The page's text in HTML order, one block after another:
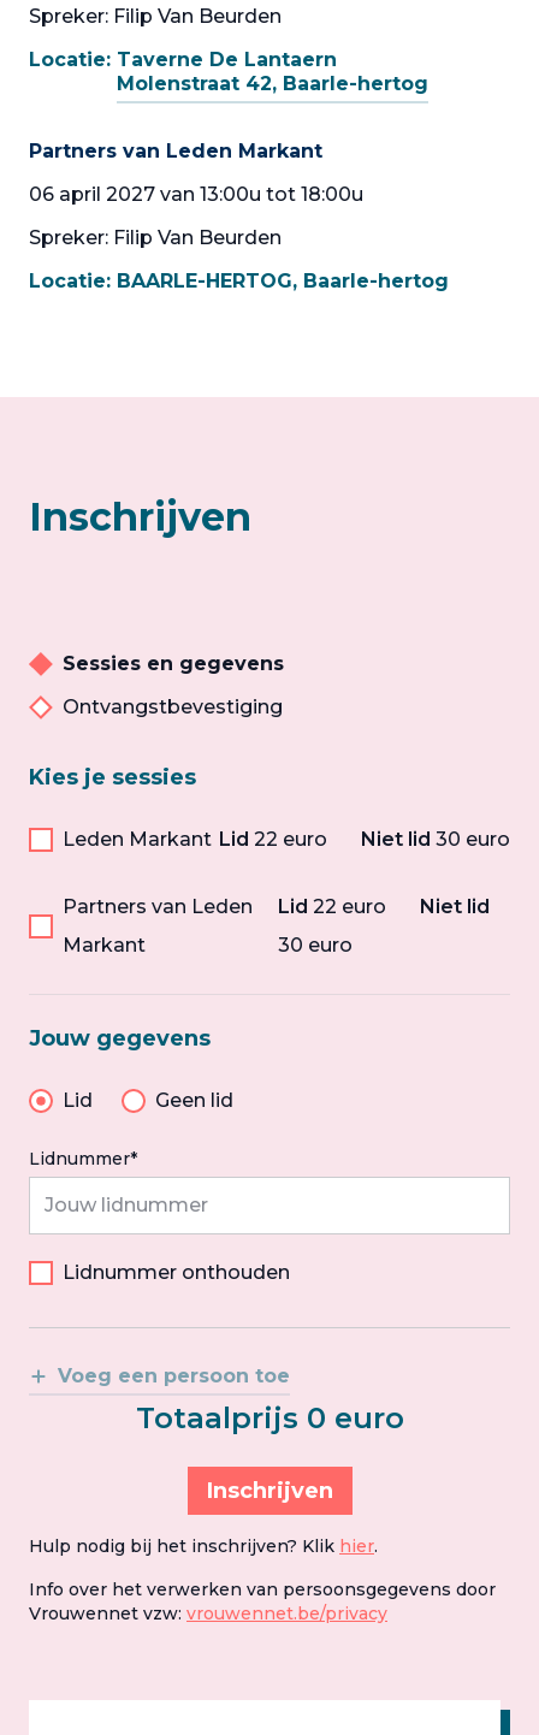
Spreker: Filip Van Beurden
Locatie: Taverne De Lantaern
Molenstraat 42, Baarle-hertog
Partners van Leden Markant
06 april 2027 van 13:00u tot 18:00u
Spreker: Filip Van Beurden
Locatie: BAARLE-HERTOG, Baarle-hertog
Inschrijven
Sessies en gegevens
Ontvangstbevestiging
Kies je sessies
Leden Markant Lid 22 euro Niet lid 30 euro
Partners van Leden
Markant
Lid 22 euro
Niet lid
30 euro
Jouw gegevens
Lid Geen lid
Lidnummer*
Lidnummer onthouden
Voeg een persoon toe
Totaalprijs 0 euro
Inschrijven
Hulp nodig bij het inschrijven? Klik hier.
Info over het verwerken van persoonsgegevens door
Vrouwennet vzw: vrouwennet.be/privacy